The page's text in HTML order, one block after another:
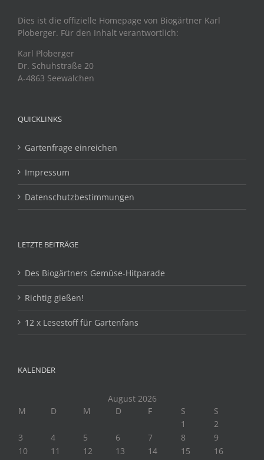
Dies ist die offizielle Homepage von Biogärtner Karl
Ploberger. Für den Inhalt verantwortlich:
Karl Ploberger
Dr. Schuhstraße 20
A-4863 Seewalchen
QUICKLINKS
Gartenfrage einreichen
Impressum
Datenschutzbestimmungen
LETZTE BEITRÄGE
Des Biogärtners Gemüse-Hitparade
Richtig gießen!
12 x Lesestoff für Gartenfans
KALENDER
August 2026
M
D M D F S
S
1
2
3
4 5 6 7 8
9
10
11 12 13 14 15
16